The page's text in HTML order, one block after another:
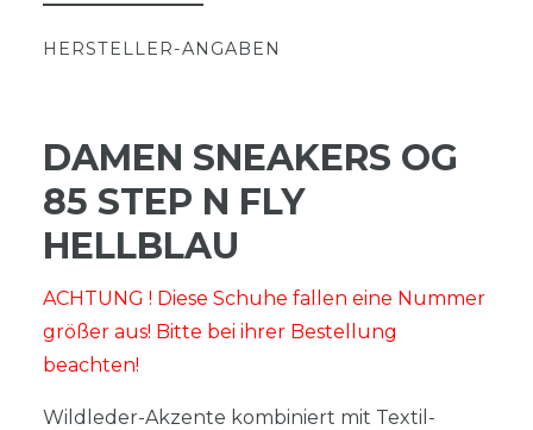
HERSTELLER-ANGABEN
DAMEN SNEAKERS OG
85 STEP N FLY
HELLBLAU
ACHTUNG ! Diese Schuhe fallen eine Nummer
größer aus! Bitte bei ihrer Bestellung
beachten!
Wildleder-Akzente kombiniert mit Textil-